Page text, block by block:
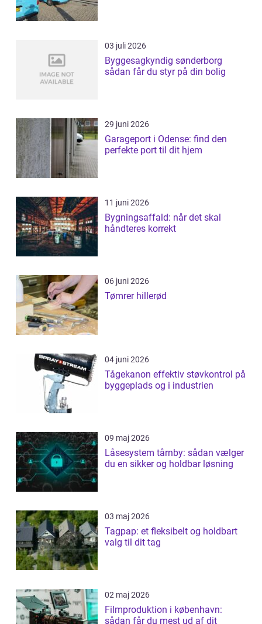
03 juli 2026
Byggesagkyndig sønderborg
sådan får du styr på din bolig
29 juni 2026
Garageport i Odense: find den
perfekte port til dit hjem
11 juni 2026
Bygningsaffald: når det skal
håndteres korrekt
06 juni 2026
Tømrer hillerød
04 juni 2026
Tågekanon effektiv støvkontrol på
byggeplads og i industrien
09 maj 2026
Låsesystem tårnby: sådan vælger
du en sikker og holdbar løsning
03 maj 2026
Tagpap: et fleksibelt og holdbart
valg til dit tag
02 maj 2026
Filmproduktion i københavn:
sådan får du mest ud af dit